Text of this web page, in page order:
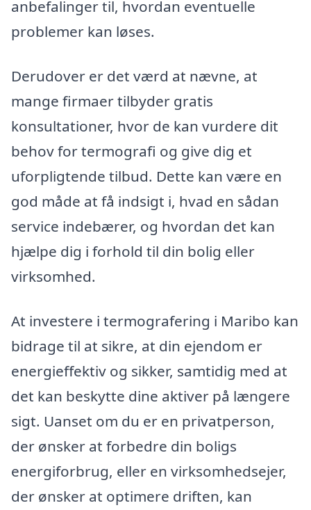
anbefalinger til, hvordan eventuelle
problemer kan løses.
Derudover er det værd at nævne, at
mange firmaer tilbyder gratis
konsultationer, hvor de kan vurdere dit
behov for termografi og give dig et
uforpligtende tilbud. Dette kan være en
god måde at få indsigt i, hvad en sådan
service indebærer, og hvordan det kan
hjælpe dig i forhold til din bolig eller
virksomhed.
At investere i termografering i Maribo kan
bidrage til at sikre, at din ejendom er
energieffektiv og sikker, samtidig med at
det kan beskytte dine aktiver på længere
sigt. Uanset om du er en privatperson,
der ønsker at forbedre din boligs
energiforbrug, eller en virksomhedsejer,
der ønsker at optimere driften, kan